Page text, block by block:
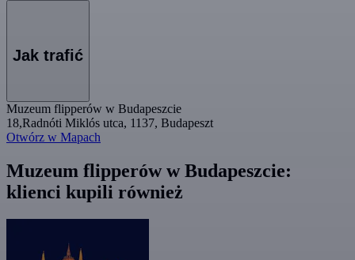
Jak trafić
Muzeum flipperów w Budapeszcie
18,Radnóti Miklós utca, 1137, Budapeszt
Otwórz w Mapach
Muzeum flipperów w Budapeszcie:
klienci kupili również